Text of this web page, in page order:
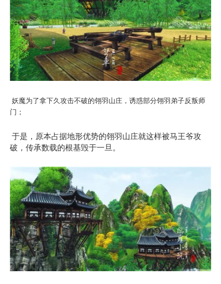
妖魔为了拿下久攻击不破的翎羽山庄，诱惑部分翎羽弟子反叛师
门；
于是，原本占据地形优势的翎羽山庄就这样被马王爷攻
破，传承数载的根基毁于一旦。